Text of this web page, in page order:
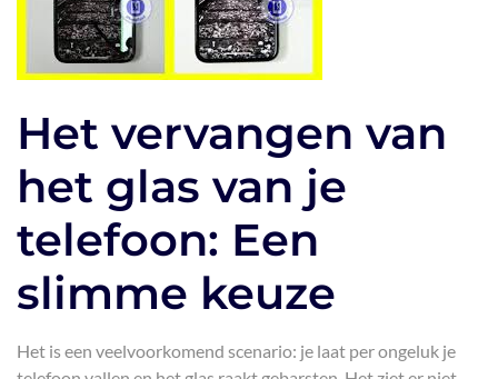
Het vervangen van
het glas van je
telefoon: Een
slimme keuze
Het is een veelvoorkomend scenario: je laat per ongeluk je